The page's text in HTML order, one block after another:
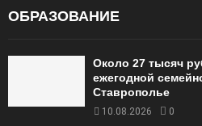
ОБРАЗОВАНИЕ
Около 27 тысяч
ежегодной
Ставрополье
10.08.2026 0